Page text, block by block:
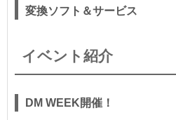
変換ソフト＆サービス
イベント紹介
DM WEEK開催！